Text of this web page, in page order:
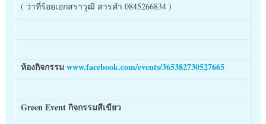
( ว่าที่ร้อยเอกสราวุฒิ สารคำ 0845266834 )
ห้องกิจกรรมwww.facebook.com/events/365382730527665
Green Event กิจกรรมสีเขียว